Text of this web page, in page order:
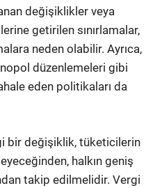
değişiklikler veya
getirilen sınırlamalar,
neden olabilir. Ayrıca,
düzenlemeleri gibi
eden politikaları da
bir değişiklik, tüketicilerin
halkın geniş
takip edilmelidir. Vergi